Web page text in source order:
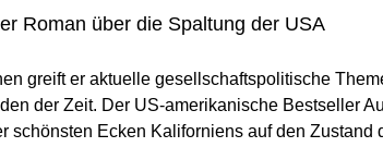
Roman über die Spaltung der USA
greift er aktuelle gesellschaftspolitische
der Zeit. Der US-amerikanische Bestseller
schönsten Ecken Kaliforniens auf den Zustand